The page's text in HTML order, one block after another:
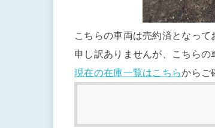
こちらの車両は売約済となって
申し訳ありませんが、こちらの
現在の在庫一覧はこちらからご